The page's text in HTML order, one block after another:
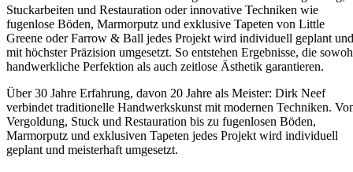
Stuckarbeiten und Restauration oder innovative Techniken wie
fugenlose Böden, Marmorputz und exklusive Tapeten von Little
Greene oder Farrow & Ball jedes Projekt wird individuell geplant und
mit höchster Präzision umgesetzt. So entstehen Ergebnisse, die
handwerkliche Perfektion als auch zeitlose Ästhetik garantieren.
Über 30 Jahre Erfahrung, davon 20 Jahre als Meister: Dirk Neef
verbindet traditionelle Handwerkskunst mit modernen Techniken.
Vergoldung, Stuck und Restauration bis zu fugenlosen Böden,
Marmorputz und exklusiven Tapeten jedes Projekt wird individuell
geplant und meisterhaft umgesetzt.